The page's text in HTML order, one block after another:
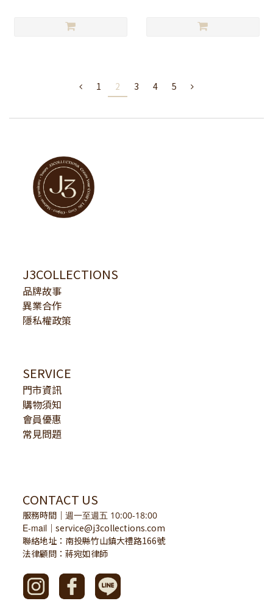
1 2 3 4 5
J3COLLECTIONS
品牌故事
異業合作
隱私權政策
SERVICE
門市資訊
購物須知
會員優惠
常見問題
CONTACT US
服務時間 ｜ 週一至週五 10:00-18:00
E-mail ｜ service@j3collections.com
聯絡地址：南投縣竹山鎮大禮路166號
法律顧問：蔣宛如律師